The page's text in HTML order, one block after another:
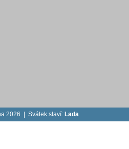
2026 | Svátek slaví: Lada